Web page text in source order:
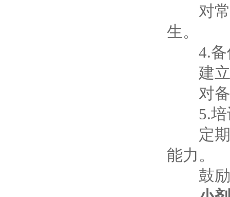
对常
生。
4.备
建立
对备
5.培
定期
能力。
鼓励